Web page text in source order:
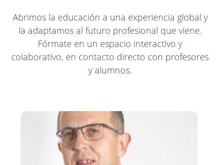
Abrimos la educación a una experiencia global y
la adaptamos al futuro profesional que viene.
Fórmate en un espacio interactivo y
colaborativo, en contacto directo con profesores
y alumnos.